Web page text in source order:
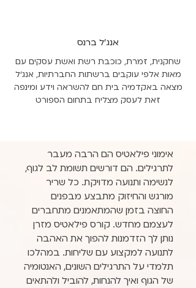
אנג'ל ברנס
שחקנית, זמרת, כוכבת רשת ואשת עסקים עם
מאות אלפי עוקבים ברשתות החברתיות, אנג'ל
מצאה באקדמיה בית חם להשראה וידע ומינפה
זאת לעסק מצליח בתחום הספורט
אימוני פילאטיס הם הרבה מעבר
לתרגילים. הם דורשים תשומת לב לגוף,
לנשימה ותנועה מדויקת. כל שריר
מורגש והחיזוק מתבצע מבפנים
החוצה בזמן שהמתאמנים מתחברים
לעצמם מחדש. קורס פילאטיס מזרן
נותן לך הזדמנות להפוך את האהבה
לתנועה למקצוע עם שליחות. במהלכו
תלמדי על התרגילים השונים, האנטומיה
של הגוף ואיך להנחות, להוביל ולהתאים